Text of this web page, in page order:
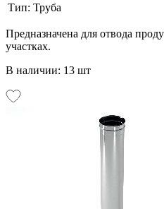
Тип: Труба
Предназначена для отвода
участках.
В наличии: 13 шт